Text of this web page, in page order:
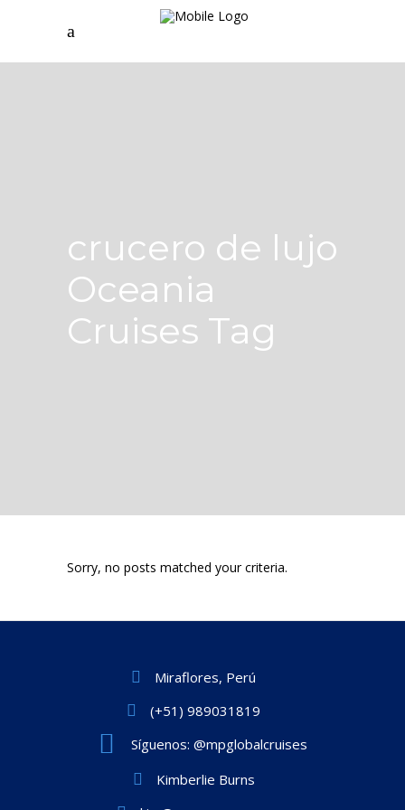
crucero de lujo
Oceania
Cruises Tag
Sorry, no posts matched your criteria.
Miraflores, Perú
(+51) 989031819
Síguenos: @mpglobalcruises
Kimberlie Burns